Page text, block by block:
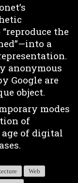
the
a
anonymous
Google are
object.
modes
of
of digital
Web